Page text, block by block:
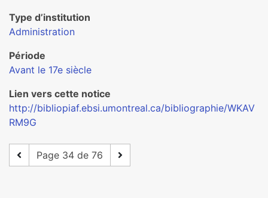
Type d’institution
Administration
Période
Avant le 17e siècle
Lien vers cette notice
http://bibliopiaf.ebsi.umontreal.ca/bibliographie/WKAV
RM9G
Page 34 de 76